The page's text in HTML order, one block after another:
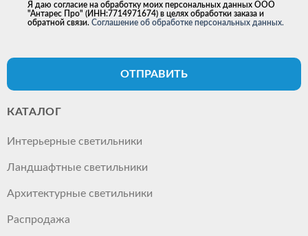
Я даю согласие на обработку моих персональных данных ООО
"Антарес Про" (ИНН:7714971674) в целях обработки заказа и
обратной связи. Соглашение об обработке персональных данных.
ОТПРАВИТЬ
КАТАЛОГ
Интерьерные светильники
Ландшафтные светильники
Архитектурные светильники
Распродажа